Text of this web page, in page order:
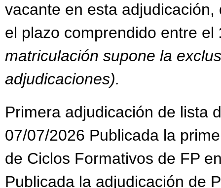
vacante en esta
el plazo comprendido entre el
matriculación supone la
adjudicaciones).
Primera adjudicación de lista
07/07/2026 Publicada la
de Ciclos Formativos de FP
Publicada la adjudicación de